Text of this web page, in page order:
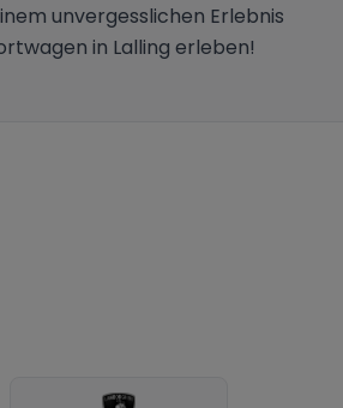
unvergesslichen Erlebnis
in Lalling erleben!